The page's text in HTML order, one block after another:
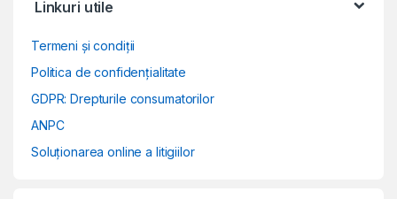
Linkuri utile
Termeni și condiții
Politica de confidențialitate
GDPR: Drepturile consumatorilor
ANPC
Soluționarea online a litigiilor